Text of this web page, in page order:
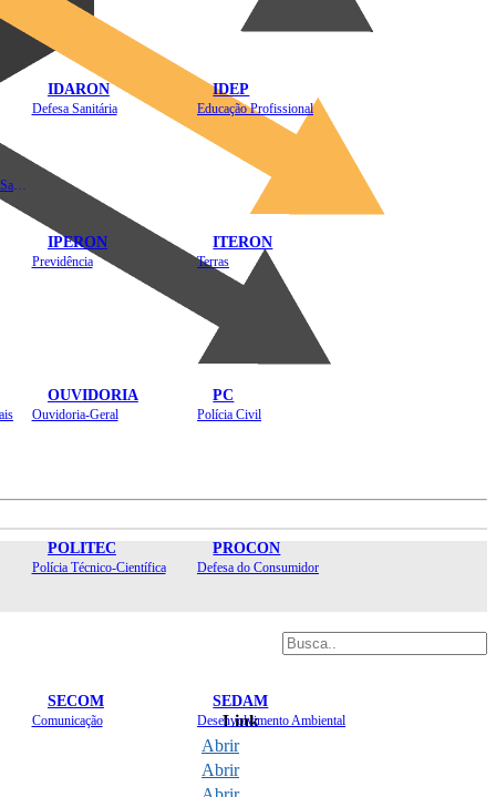
IDARON
Defesa Sanitária
IDEP
Educação Profissional
IPERON
Previdência
ITERON
Terras
OUVIDORIA
Ouvidoria-Geral
PC
Polícia Civil
POLITEC
Polícia Técnico-Científica
PROCON
Defesa do Consumidor
SECOM
Comunicação
SEDAM
Desenvolvimento Ambiental
Link
Abrir
Abrir